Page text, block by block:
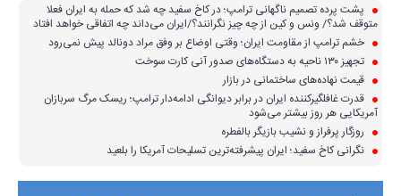
پشت پرده تصمیم ناگهانی ترامپ؛ در کاخ سفید چه شد که حمله به ایران فعلا
متوقف شد؟/ ونس و کین از چه چیز نگرانند؟/ایران می‌داند چه اتفاقی خواهد افتاد
خشم ترامپ از مقاومت ایران؛ وقتی اوضاع بر وفق مراد دونالد پیش نمی‌رود
تجهیز ۱۳۰ ناحیه به دستگاه‌های صدور آنی کارت سوخت
قیمت نهاده‌های ساختمانی در بازار
قدرت غافلگیرکننده ایران در برابر دیوانگی ادامه‌دار ترامپ؛ ریسک مرگ سربازان
آمریکایی هر روز بیشتر می‌شود
روزگار پرفراز و نشیب بازیگر بالفطره
نگرانی کاخ سفید؛ ایران پیشرفته‌ترین تسلیحات آمریکا را بلعید